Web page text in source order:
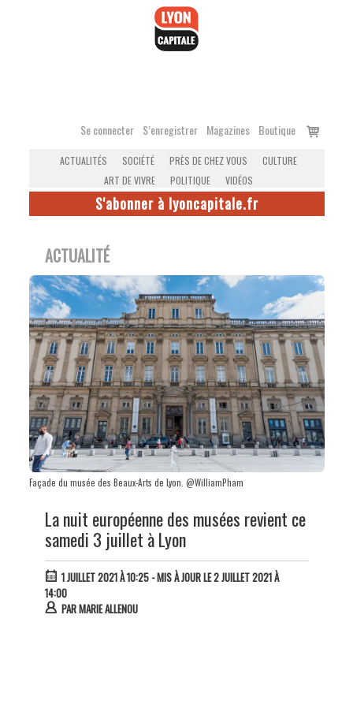
Se connecter S’enregistrer Magazines Boutique
Voir
ACTUALITÉS SOCIÉTÉ PRÈS DE CHEZ VOUS
CULTURE
ART DE VIVRE
POLITIQUE VIDÉOS
S'abonner à lyoncapitale.fr
ACTUALITÉ
Façade du musée des Beaux-Arts de Lyon. @WilliamPham
La nuit européenne des musées revient ce
samedi 3 juillet à Lyon
1 JUILLET 2021 À 10:25- MIS À JOUR LE 2 JUILLET 2021 À
14:00
PARMARIE ALLENOU